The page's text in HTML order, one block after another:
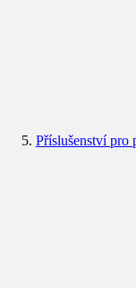
Příslušenství pro